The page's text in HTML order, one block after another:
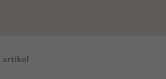
artikel